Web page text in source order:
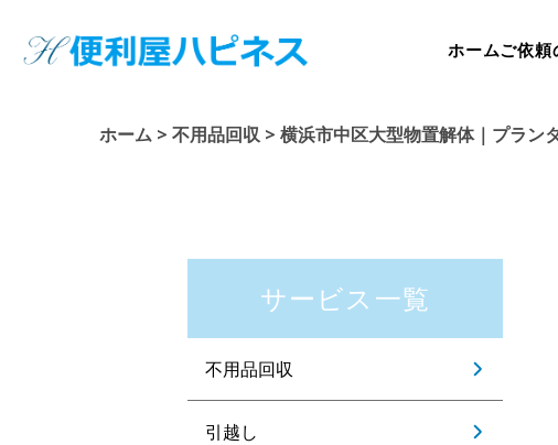
ホームご依頼
ホーム > 不用品回収 > 横浜市中区大型物置解体｜プラン
サービス一覧
不用品回収
引越し